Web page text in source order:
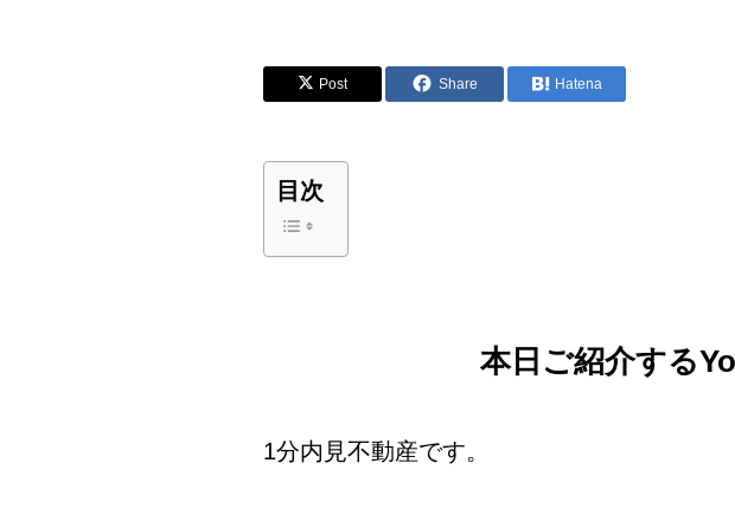
Post Share Hatena
目次
本日ご紹介する
1分内見不動産です。